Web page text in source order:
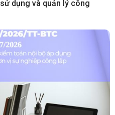
dụng và quản lý công